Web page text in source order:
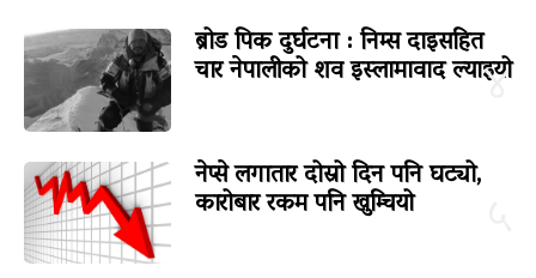
४
ब्रोड पिक दुर्घटना : निम्स दाइसहित
चार नेपालीको शव इस्लामावाद ल्याइयो
नेप्से लगातार दोस्रो दिन पनि घट्यो,
कारोबार रकम पनि खुम्चियो